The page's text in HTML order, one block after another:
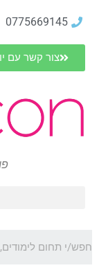
0775669145
צור קשר עם